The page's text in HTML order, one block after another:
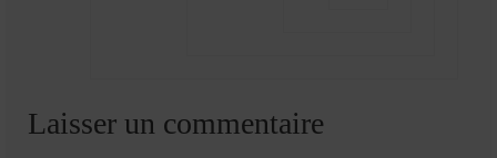
Laisser un commentaire